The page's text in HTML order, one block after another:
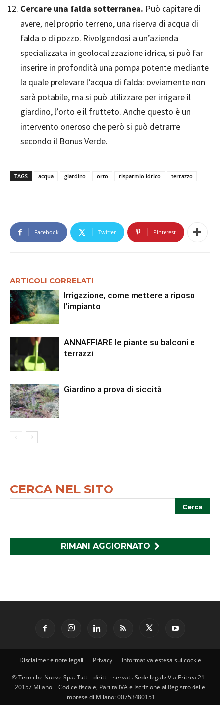
Cercare una falda sotterranea. Può capitare di
avere, nel proprio terreno, una riserva di acqua di
falda o di pozzo. Rivolgendosi a un’azienda
specializzata in geolocalizzazione idrica, si può far
inserire in profondità una pompa potente mediante
la quale prelevare l’acqua di falda: ovviamente non
sarà potabile, ma si può utilizzare per irrigare il
giardino, l’orto e il frutteto. Anche questo è un
intervento oneroso che però si può detrarre
secondo il Bonus Verde.
TAGS acqua giardino orto risparmio idrico terrazzo
Facebook Twitter Pinterest
ARTICOLI CORRELATI
Irrigazione, come mettere a riposo
l’impianto
ANNAFFIARE le piante su balconi e
terrazzi
Giardino a prova di siccità
CERCA NEL SITO
RIMANI AGGIORNATO
Disclaimer e note legali Privacy Informativa estesa sui cookie
© Tecniche Nuove Spa. Tutti i diritti riservati. Sede legale Via Eritrea 21 -
20157 Milano | Codice fiscale, Partita IVA e Iscrizione al Registro delle
imprese di Milano: 00753480151